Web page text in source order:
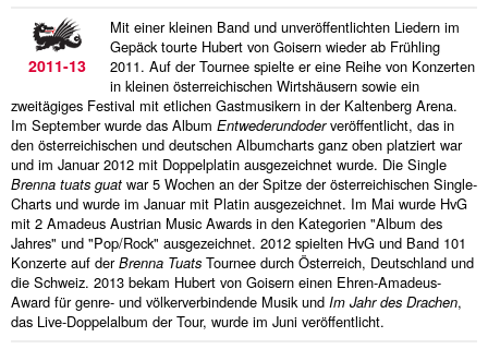
2011-13
Mit einer kleinen Band und unveröffentlichten Liedern im
Gepäck tourte Hubert von Goisern wieder ab Frühling
2011. Auf der Tournee spielte er eine Reihe von Konzerten
in kleinen österreichischen Wirtshäusern sowie ein
zweitägiges Festival mit etlichen Gastmusikern in der Kaltenberg Arena.
Im September wurde das Album Entwederundoderveröffentlicht, das in
den österreichischen und deutschen Albumcharts ganz oben platziert war
und im Januar 2012 mit Doppelplatin ausgezeichnet wurde. Die Single
Brenna tuats guat war 5 Wochen an der Spitze der österreichischen Single-
Charts und wurde im Januar mit Platin ausgezeichnet. Im Mai wurde HvG
mit 2 Amadeus Austrian Music Awards in den Kategorien "Album des
Jahres" und "Pop/Rock" ausgezeichnet. 2012 spielten HvG und Band 101
Konzerte auf derBrenna Tuats Tournee durch Österreich, Deutschland und
die Schweiz. 2013 bekam Hubert von Goisern einen Ehren-Amadeus-
Award für genre- und völkerverbindende Musik und Im Jahr des Drachen,
das Live-Doppelalbum der Tour, wurde im Juni veröffentlicht.